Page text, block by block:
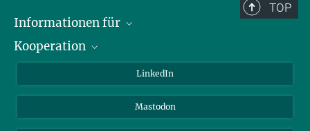
TOP
Informationen für
Journalisten
Kooperation
Max-Planck-Gesellschaft
Beutenberg Campus e.V.
LinkedIn
Mastodon